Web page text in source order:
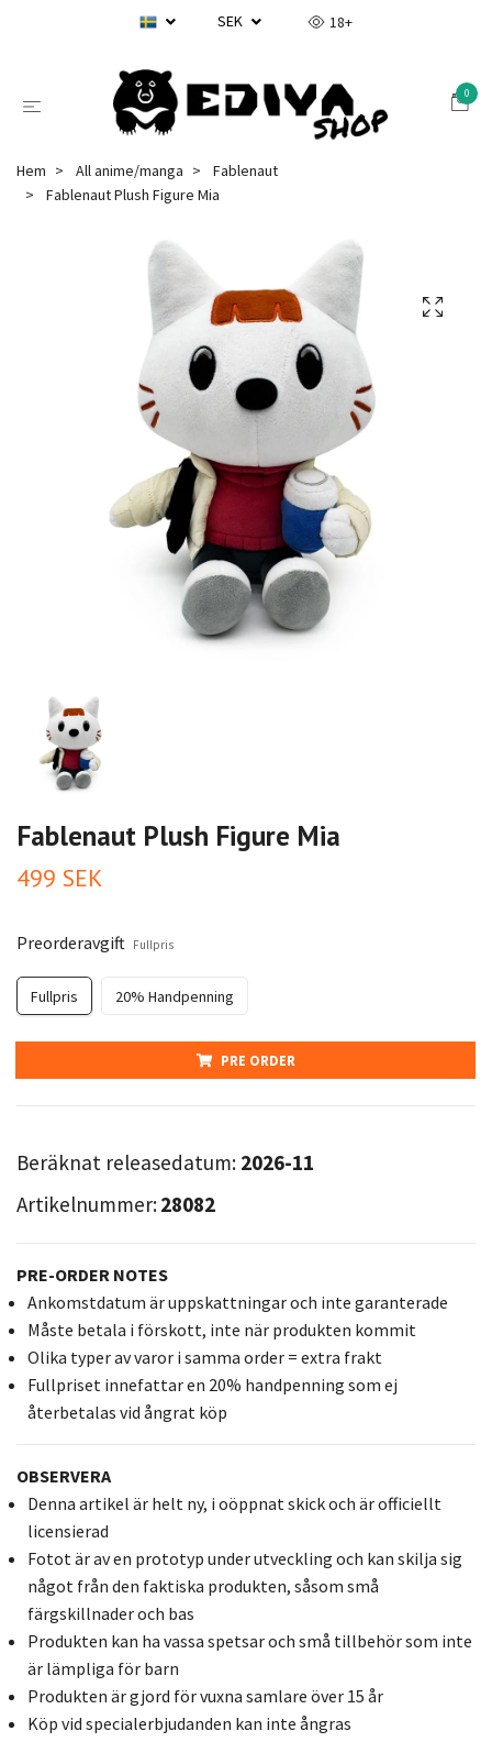
SEK 18+
0
Hem All anime/manga
Fablenaut
Fablenaut Plush Figure Mia
Fablenaut Plush Figure Mia
499 SEK
Preorderavgift Fullpris
Fullpris 20% Handpenning
PRE ORDER
Beräknat releasedatum: 2026-11
Artikelnummer:28082
PRE-ORDER NOTES
Ankomstdatum är uppskattningar och inte garanterade
Måste betala i förskott, inte när produkten kommit
Olika typer av varor i samma order = extra frakt
Fullpriset innefattar en 20% handpenning som ej
återbetalas vid ångrat köp
OBSERVERA
Denna artikel är helt ny, i oöppnat skick och är officiellt
licensierad
Fotot är av en prototyp under utveckling och kan skilja sig
något från den faktiska produkten, såsom små
färgskillnader och bas
Produkten kan ha vassa spetsar och små tillbehör som inte
är lämpliga för barn
Produkten är gjord för vuxna samlare över 15 år
Köp vid specialerbjudanden kan inte ångras